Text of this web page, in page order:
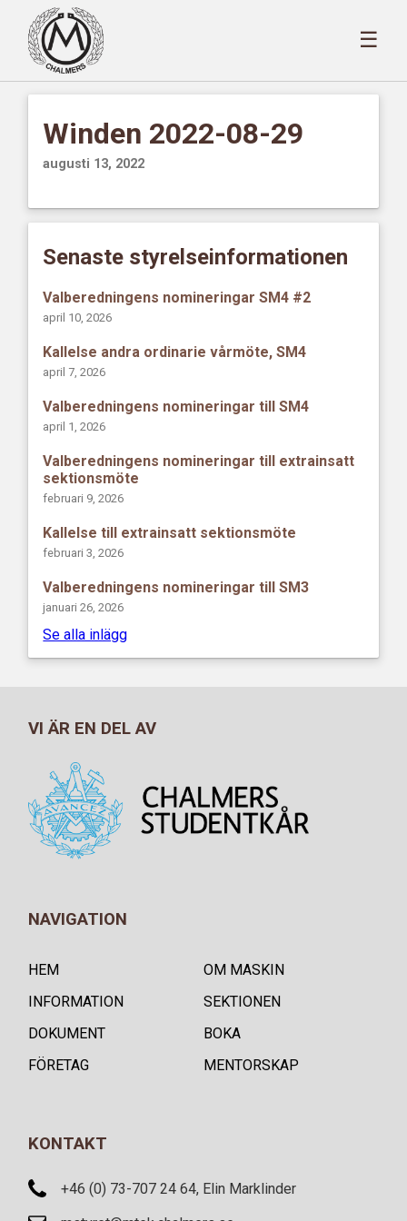
☰
Winden 2022-08-29
augusti 13, 2022
Senaste styrelseinformationen
Valberedningens nomineringar SM4 #2
april 10, 2026
Kallelse andra ordinarie vårmöte, SM4
april 7, 2026
Valberedningens nomineringar till SM4
april 1, 2026
Valberedningens nomineringar till extrainsatt
sektionsmöte
februari 9, 2026
Kallelse till extrainsatt sektionsmöte
februari 3, 2026
Valberedningens nomineringar till SM3
januari 26, 2026
Se alla inlägg
VI ÄR EN DEL AV
NAVIGATION
HEM
OM MASKIN
INFORMATION
SEKTIONEN
DOKUMENT
BOKA
FÖRETAG
MENTORSKAP
KONTAKT
+46 (0) 73-707 24 64, Elin Marklinder